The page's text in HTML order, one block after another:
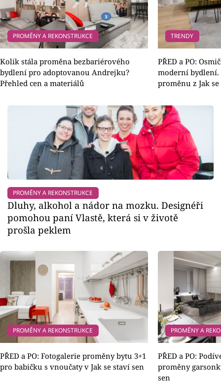
PROMĚNY A REKONSTRUKCE
Kolik stála proměna bezbariérového
bydlení pro adoptovanou Andrejku?
Přehled cen a materiálů
TRENDY
PŘED a PO:
moderní bydlení.
proměnu z Jak
PROMĚNY A REKONSTRUKCE
Dluhy, alkohol a nádor na mozku. Designéři
pomohou paní Vlastě, která si v životě
prošla peklem
PROMĚNY A REKONSTRUKCE
PŘED a PO: Fotogalerie proměny bytu 3+1
pro babičku s vnoučaty v Jak se staví sen
PROMĚNY A
PŘED a PO:
proměny
sen